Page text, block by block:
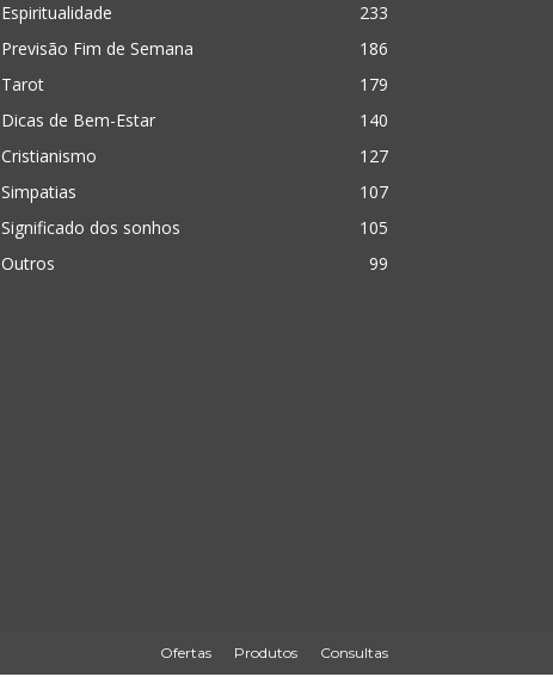
Espiritualidade
233
Previsão Fim de Semana
186
Tarot
179
Dicas de Bem-Estar
140
Cristianismo
127
Simpatias
107
Significado dos sonhos
105
Outros
99
Ofertas Produtos Consultas